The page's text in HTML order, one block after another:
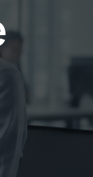
en facturen
bank